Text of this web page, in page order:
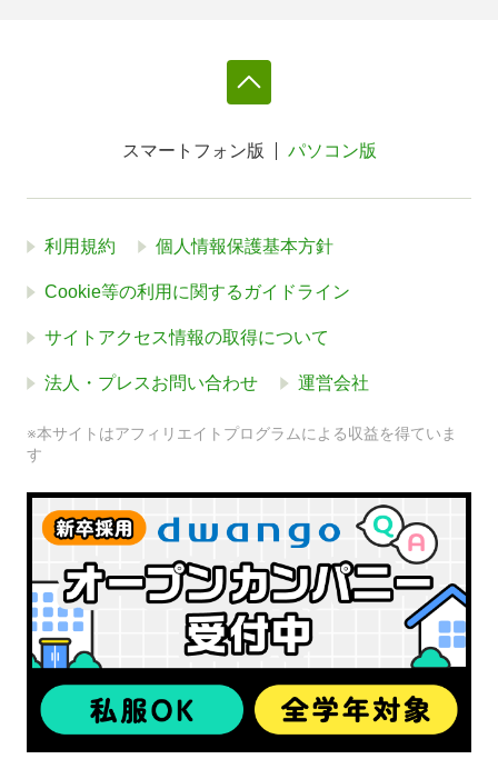
スマートフォン版 パソコン版
利用規約 個人情報保護基本方針
Cookie等の利用に関するガイドライン
サイトアクセス情報の取得について
法人・プレスお問い合わせ 運営会社
※本サイトはアフィリエイトプログラムによる収益を得ていま
す